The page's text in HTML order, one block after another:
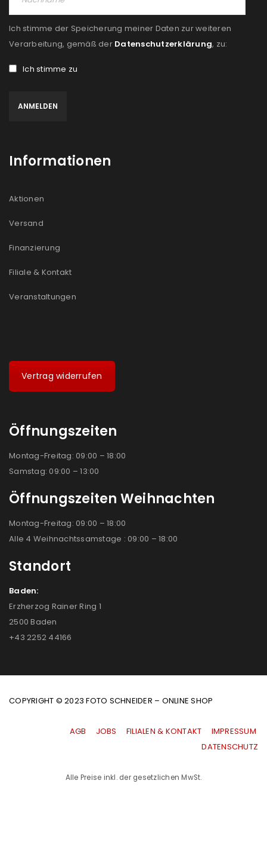
Ich stimme der Speicherung meiner Daten zur weiteren
Verarbeitung, gemäß der Datenschutzerklärung, zu:
Ich stimme zu
Informationen
Aktionen
Versand
Finanzierung
Filiale & Kontakt
Veranstaltungen
Vertrag widerrufen
Öffnungszeiten
Montag-Freitag: 09:00 – 18:00
Samstag: 09:00 – 13:00
Öffnungszeiten Weihnachten
Montag-Freitag: 09:00 – 18:00
Alle 4 Weihnachtssamstage : 09:00 – 18:00
Standort
Baden:
Erzherzog Rainer Ring 1
2500 Baden
+43 2252 44166
COPYRIGHT © 2023 FOTO SCHNEIDER – ONLINE SHOP
AGB JOBS FILIALEN & KONTAKT
IMPRESSUM
|DATENSCHUTZ
Alle Preise inkl. der gesetzlichen MwSt.